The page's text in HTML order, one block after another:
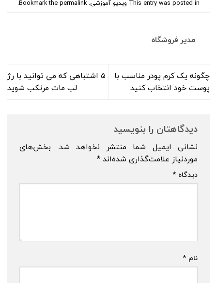
This entry was posted in ویدیو آموزشی. Bookmark the
permalink
.
مدیر فروشگاه
چگونه یک کرم پودر مناسب با
پوست خود انتخاب کنید
۵ اشتباهی که می توانید با رژ
لب مات مرتکب شوید
دیدگاهتان را بنویسید
نشانی ایمیل شما منتشر نخواهد شد. بخش‌های
موردنیاز علامت‌گذاری شده‌اند*
دیدگاه *
نام *